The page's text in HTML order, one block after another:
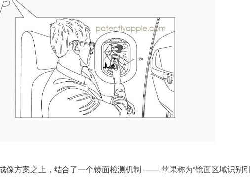
像方案之上，结合了一个镜面检测机制 —— 苹果称为“镜面区域识别引